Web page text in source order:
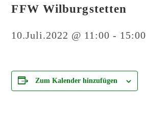
FFW Wilburgstetten
10.Juli.2022 @ 11:00 - 15:00
Zum Kalender hinzufügen